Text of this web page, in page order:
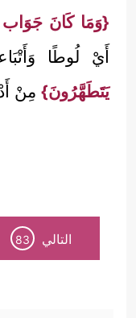
{وَمَا كَانَ جَوَاب
أَيْ لُوطًا
يَتَطَهَّرُونَ} مِنْ
التالي 83